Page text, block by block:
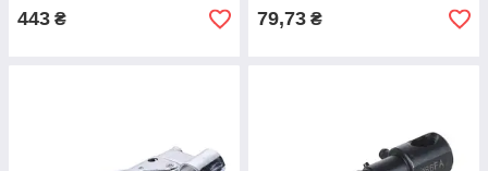
443 ₴ 79,73 ₴